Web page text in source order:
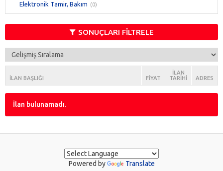
Elektronik Tamir, Bakım (0)
SONUÇLARI FİLTRELE
İLAN BAŞLIĞI FIYAT
İLAN
TARIHI
ADRES
İlan bulunamadı.
Powered by Translate